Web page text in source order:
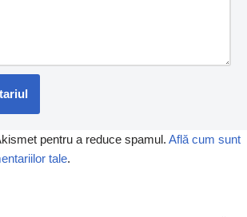
pentru a reduce spamul. Află cum sunt
tale.